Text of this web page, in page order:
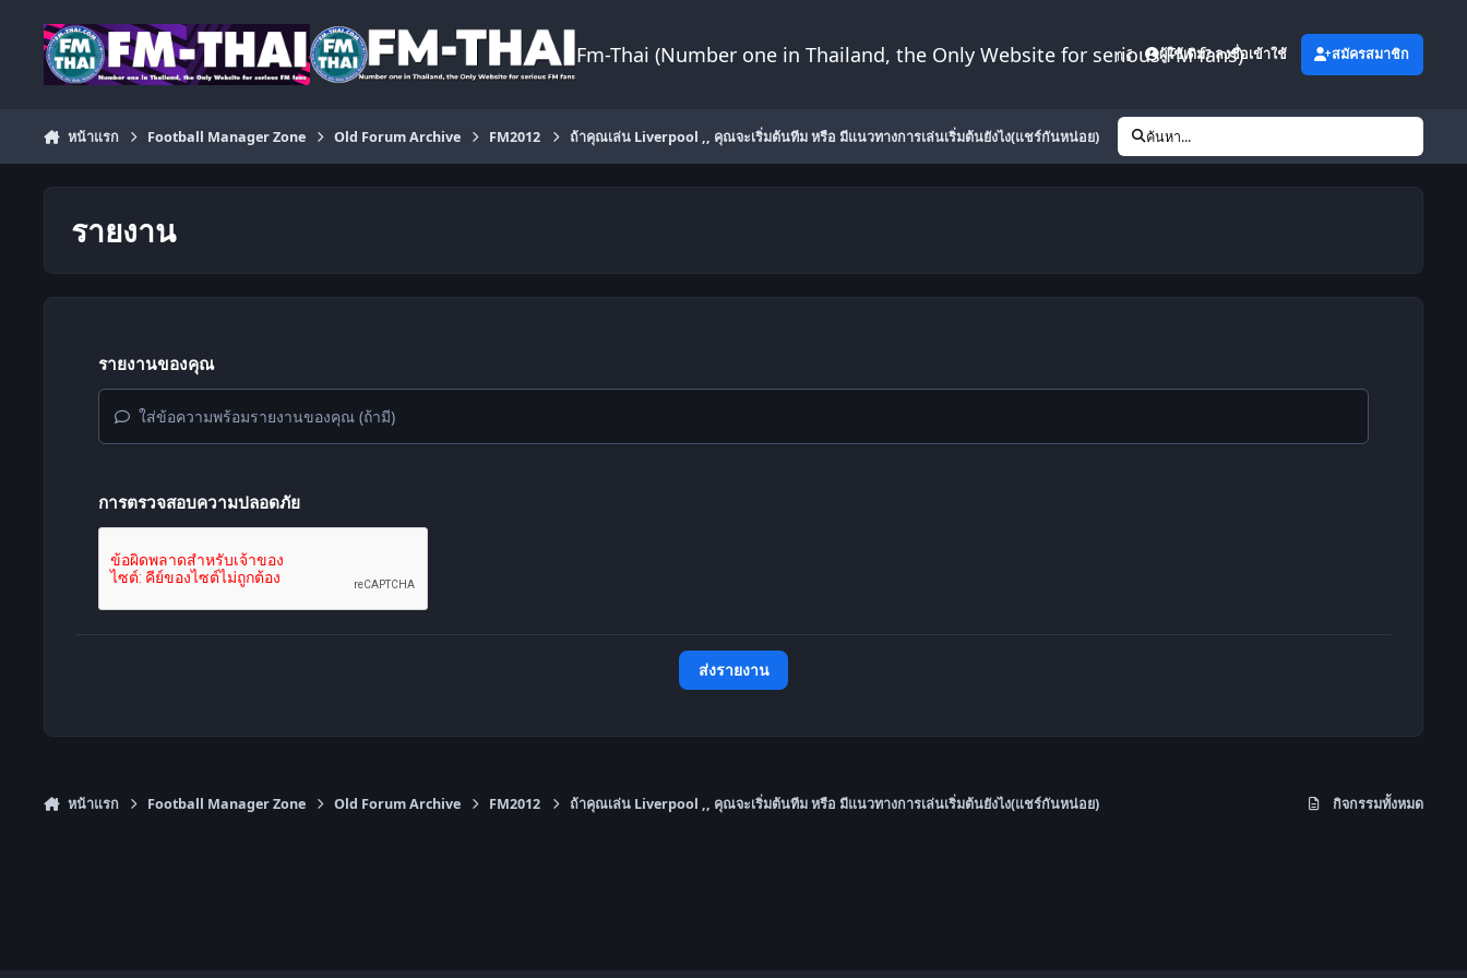
Fm-Thai (Number one in Thailand, the Only Website for serious FM fans)
เพิ่มเติม ผู้ใช้เดิม? ลงชื่อเข้าใช้ สมัครสมาชิก
หน้าแรก Football Manager Zone Old Forum Archive FM2012 ถ้าคุณเล่น Liverpool ,, คุณจะเริ่มต้นทีม หรือ มีแนวทางการเล่นเริ่มต้นยังไง(แชร์กันหน่อย) ค้นหา...
รายงาน
รายงานของคุณ
ใส่ข้อความพร้อมรายงานของคุณ (ถ้ามี)
การตรวจสอบความปลอดภัย
ส่งรายงาน
หน้าแรก Football Manager Zone Old Forum Archive FM2012 ถ้าคุณเล่น Liverpool ,, คุณจะเริ่มต้นทีม หรือ มีแนวทางการเล่นเริ่มต้นยังไง(แชร์กันหน่อย) กิจกรรมทั้งหมด